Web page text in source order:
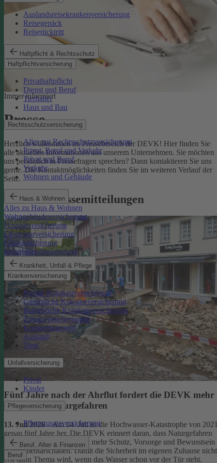
Auslandsreisekrankenversicherung
Reisegepäck
Reiserücktritt
Haftpflicht & Rechtsschutz
Haftpflichtversicherung
Privathaftpflicht
Dienst und Beruf
Tierhalter
Haus und Bau
Rechtsschutzversicherung
Alles zur Rechtsschutzversicherung
Privat, Beruf und Verkehr
Privat und Beruf
Verkehr
Wohnen und Gebäude
Haus & Wohnen
Alles zu Haus & Wohnen
Wohngebäudeversicherung
Hausratversicherung
Elementarversicherung
Glasversicherung
Immobilienfinanzierung
Krankheit, Unfall & Pflege
Krankenversicherung
Private Krankenversicherung
Gesetzliche Krankenversicherung
Betriebliche Krankenversicherung
Zusatzversicherungen
Krankentagegeld
Ausland
Tiere
Unfallversicherung
Privat
Kinder
Pflegeversicherung
Pflegezusatzversicherung
Beruf, Alter & Finanzen
Beruf
Immer informiert
Presse
Herzlich willkommen im Pressebereich der DEVK! Hier finden Sie
alle aktuellen Informationen aus unserem Unternehmen. Sie möchten
uns persönlich in Pressefragen sprechen? Dann kontaktieren Sie uns
gerne. Die Kontaktmöglichkeiten finden Sie im weiteren Verlauf der
Seite.
Aktuelle Pressemitteilungen
Fünf Jahre nach der Ahrflut fordert die DEVK mehr
Schutz vor Naturgefahren
13. Juli 2026– Am 14. Juli ist die Hochwasser-Katastrophe von
genau fünf Jahre her. Die DEVK erinnert daran, dass Naturgefahren
überall drohen – und fordert mehr Schutz, Vorsorge und Bewusstsein
für Elementarschäden. Damit die Sicherheit im eigenen Zuhause nicht
erst dann Thema wird, wenn das Wasser schon vor der Tür steht.